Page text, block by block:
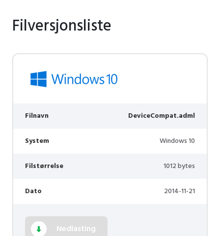
Filversjonsliste
Filnavn DeviceCompat.adml
System Windows 10
Filstørrelse 1012 bytes
Dato 2014-11-21
Nedlasting